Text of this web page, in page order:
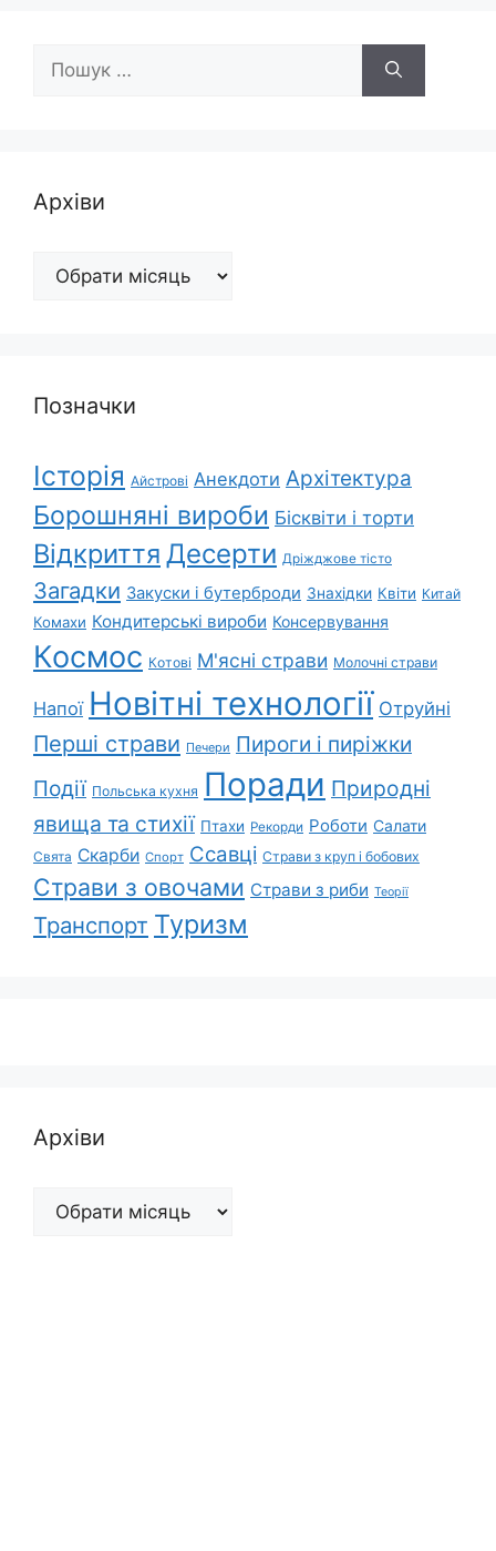
Пошук:
Архіви
Архіви
Позначки
Історія Айстрові Анекдоти Архітектура
Борошняні вироби Бісквіти і торти
Відкриття Десерти Дріжджове тісто
Загадки Закуски і бутерброди Знахідки Квіти Китай
Комахи Кондитерські вироби Консервування
Космос Котові М'ясні страви Молочні страви
Напої Новітні технології Отруйні
Перші страви Печери Пироги і пиріжки
Події Польська кухня Поради Природні
явища та стихії Птахи Рекорди Роботи Салати
Свята Скарби Спорт Ссавці Страви з круп і бобових
Страви з овочами Страви з риби Теорії
Транспорт Туризм
Архіви
Архіви